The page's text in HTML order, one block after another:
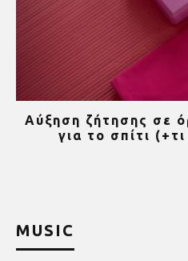
Αύξηση ζήτησης σε
για το σπίτι
MUSIC